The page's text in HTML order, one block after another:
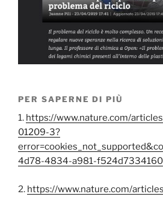
PER SAPERNE DI PIÙ
1. https://www.nature.com/
01209-3?
4d78-4834-a981-f524d7334160
2. https://www.nature.com/